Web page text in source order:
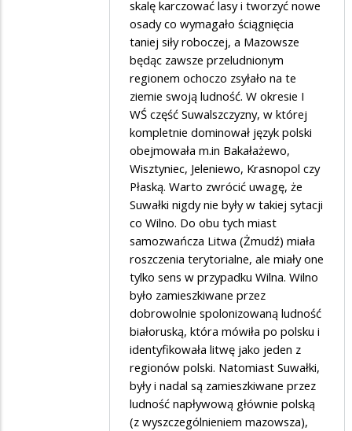
skalę karczować lasy i tworzyć nowe
osady co wymagało ściągnięcia
taniej siły roboczej, a Mazowsze
będąc zawsze przeludnionym
regionem ochoczo zsyłało na te
ziemie swoją ludność. W okresie I
WŚ część Suwalszczyzny, w której
kompletnie dominował język polski
obejmowała m.in Bakałażewo,
Wisztyniec, Jeleniewo, Krasnopol czy
Płaską. Warto zwrócić uwagę, że
Suwałki nigdy nie były w takiej sytacji
co Wilno. Do obu tych miast
samozwańcza Litwa (Żmudź) miała
roszczenia terytorialne, ale miały one
tylko sens w przypadku Wilna. Wilno
było zamieszkiwane przez
dobrowolnie spolonizowaną ludność
białoruską, która mówiła po polsku i
identyfikowała litwę jako jeden z
regionów polski. Natomiast Suwałki,
były i nadal są zamieszkiwane przez
ludność napływową głównie polską
(z wyszczególnieniem mazowsza),